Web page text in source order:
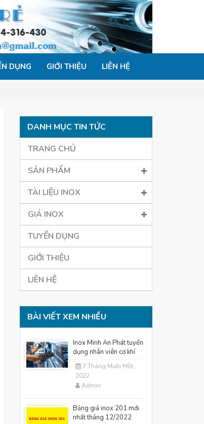
DỤNG GIỚI THIỆU LIÊN HỆ
DANH MỤC TIN TỨC
TRANG CHỦ
SẢN PHẨM
TÀI LIỆU INOX
GIÁ INOX
TUYỂN DỤNG
GIỚI THIỆU
LIÊN HỆ
BÀI VIẾT XEM NHIỀU
Inox Minh An Phát tuyển
dụng nhân viên cơ khí
7 Tháng Mười Một,
2022
Admin
Bảng giá inox 201 mới
nhất tháng 12/2022